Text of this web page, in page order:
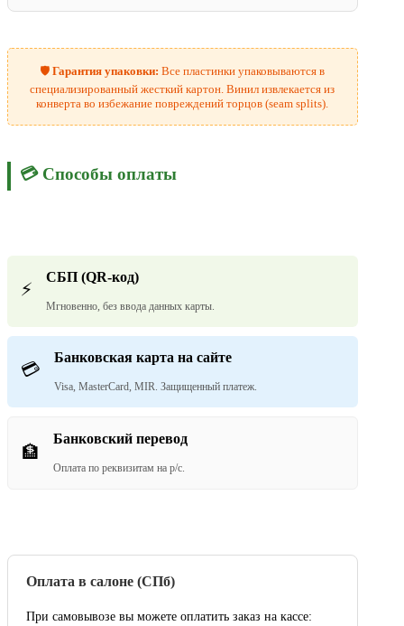
🛡️Гарантия упаковки: Все пластинки упаковываются в
специализированный жесткий картон. Винил извлекается из
конверта во избежание повреждений торцов (seam splits).
💳 Способы оплаты
⚡
СБП (QR-код)
Мгновенно, без ввода данных карты.
💳
Банковская карта на сайте
Visa, MasterCard, MIR. Защищенный платеж.
🏦
Банковский перевод
Оплата по реквизитам на р/с.
Оплата в салоне (СПб)
При самовывозе вы можете оплатить заказ на кассе: